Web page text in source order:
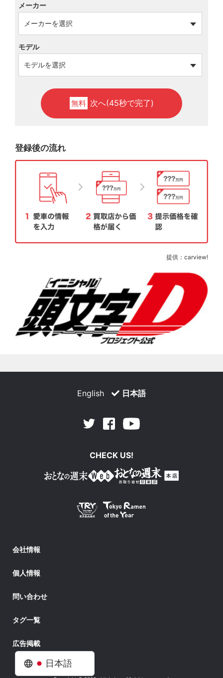
日本語
メーカー
モデル
無料 次へ(45秒で完了)
登録後の流れ
提供：carview!
English 日本語
Twitter Facebook
CHECK US!
会社情報
個人情報
問い合わせ
タグ一覧
広告掲載